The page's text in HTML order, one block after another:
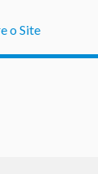
o Site